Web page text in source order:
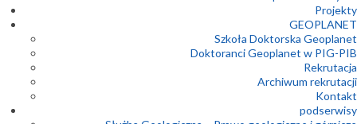
Projekty
GEOPLANET
Szkoła Doktorska Geoplanet
Doktoranci Geoplanet w PIG-PIB
Rekrutacja
Archiwum rekrutacji
Kontakt
podserwisy